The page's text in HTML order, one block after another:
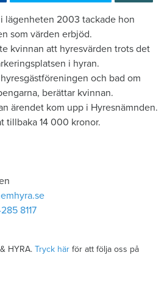
lägenheten 2003 tackade hon
som värden erbjöd.
kvinnan att hyresvärden trots det
i hyran.
och bad om
berättar kvinnan.
ärendet kom upp i Hyresnämnden.
tillbaka 14 000 kronor.
8117
HYRA. Tryck här för att följa oss på